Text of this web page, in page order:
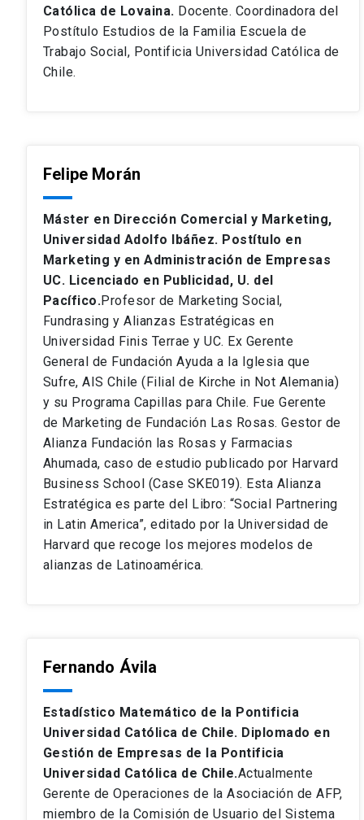
Católica de Lovaina. Docente. Coordinadora del
Postítulo Estudios de la Familia Escuela de
Trabajo Social, Pontificia Universidad Católica de
Chile.
Felipe Morán
Máster en Dirección Comercial y Marketing,
Universidad Adolfo Ibáñez. Postítulo en
Marketing y en Administración de Empresas
UC. Licenciado en Publicidad, U. del
Pacífico.Profesor de Marketing Social,
Fundrasing y Alianzas Estratégicas en
Universidad Finis Terrae y UC. Ex Gerente
General de Fundación Ayuda a la Iglesia que
Sufre, AIS Chile (Filial de Kirche in Not Alemania)
y su Programa Capillas para Chile. Fue Gerente
de Marketing de Fundación Las Rosas. Gestor de
Alianza Fundación las Rosas y Farmacias
Ahumada, caso de estudio publicado por Harvard
Business School (Case SKE019). Esta Alianza
Estratégica es parte del Libro: “Social Partnering
in Latin America”, editado por la Universidad de
Harvard que recoge los mejores modelos de
alianzas de Latinoamérica.
Fernando Ávila
Estadístico Matemático de la Pontificia
Universidad Católica de Chile. Diplomado en
Gestión de Empresas de la Pontificia
Universidad Católica de Chile.Actualmente
Gerente de Operaciones de la Asociación de AFP,
miembro de la Comisión de Usuario del Sistema